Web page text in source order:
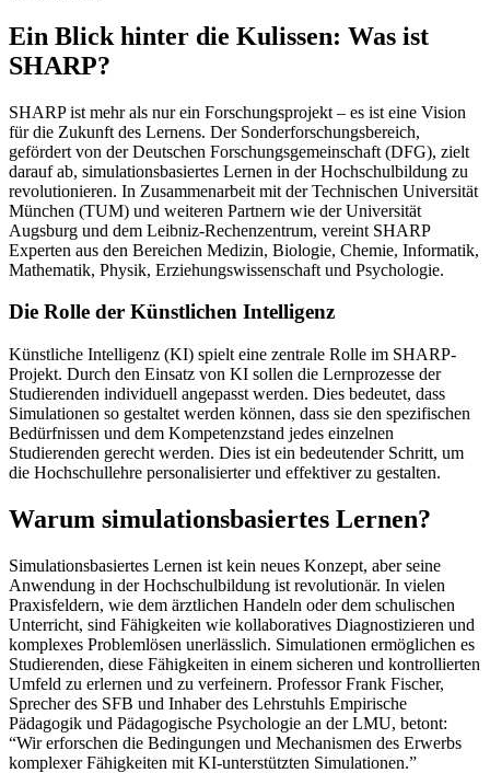
Ein Blick hinter die Kulissen: Was ist
SHARP?
SHARP ist mehr als nur ein Forschungsprojekt – es ist eine Vision
für die Zukunft des Lernens. Der Sonderforschungsbereich,
gefördert von der Deutschen Forschungsgemeinschaft (DFG), zielt
darauf ab, simulationsbasiertes Lernen in der Hochschulbildung zu
revolutionieren. In Zusammenarbeit mit der Technischen Universität
München (TUM) und weiteren Partnern wie der Universität
Augsburg und dem Leibniz-Rechenzentrum, vereint SHARP
Experten aus den Bereichen Medizin, Biologie, Chemie, Informatik,
Mathematik, Physik, Erziehungswissenschaft und Psychologie.
Die Rolle der Künstlichen Intelligenz
Künstliche Intelligenz (KI) spielt eine zentrale Rolle im SHARP-
Projekt. Durch den Einsatz von KI sollen die Lernprozesse der
Studierenden individuell angepasst werden. Dies bedeutet, dass
Simulationen so gestaltet werden können, dass sie den spezifischen
Bedürfnissen und dem Kompetenzstand jedes einzelnen
Studierenden gerecht werden. Dies ist ein bedeutender Schritt, um
die Hochschullehre personalisierter und effektiver zu gestalten.
Warum simulationsbasiertes Lernen?
Simulationsbasiertes Lernen ist kein neues Konzept, aber seine
Anwendung in der Hochschulbildung ist revolutionär. In vielen
Praxisfeldern, wie dem ärztlichen Handeln oder dem schulischen
Unterricht, sind Fähigkeiten wie kollaboratives Diagnostizieren und
komplexes Problemlösen unerlässlich. Simulationen ermöglichen es
Studierenden, diese Fähigkeiten in einem sicheren und kontrollierten
Umfeld zu erlernen und zu verfeinern. Professor Frank Fischer,
Sprecher des SFB und Inhaber des Lehrstuhls Empirische
Pädagogik und Pädagogische Psychologie an der LMU, betont:
“Wir erforschen die Bedingungen und Mechanismen des Erwerbs
komplexer Fähigkeiten mit KI-unterstützten Simulationen.”